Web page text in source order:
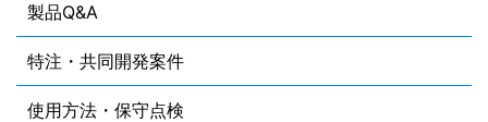
製品Q&A
特注・共同開発案件
使用方法・保守点検